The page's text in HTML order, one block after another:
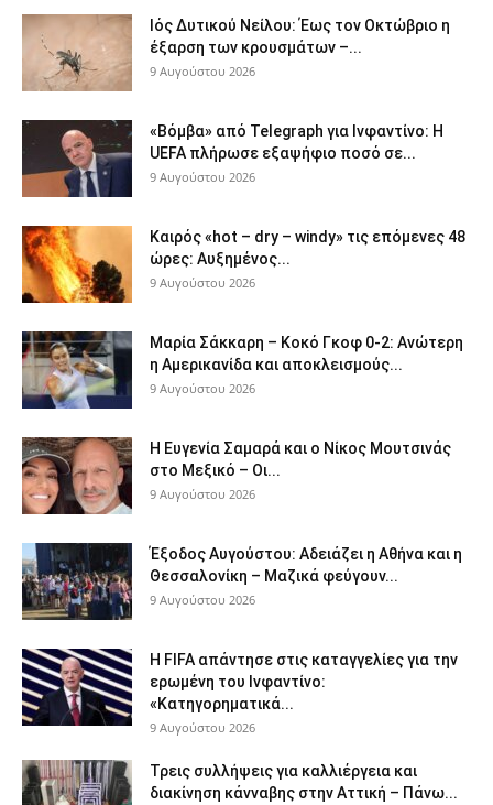
Ιός Δυτικού Νείλου: Έως τον Οκτώβριο η
έξαρση των κρουσμάτων –...
9 Αυγούστου 2026
«Βόμβα» από Telegraph για Ινφαντίνο: Η
UEFA πλήρωσε εξαψήφιο ποσό σε...
9 Αυγούστου 2026
Καιρός «hot – dry – windy» τις επόμενες 48
ώρες: Αυξημένος...
9 Αυγούστου 2026
Μαρία Σάκκαρη – Κοκό Γκοφ 0-2: Ανώτερη
η Αμερικανίδα και αποκλεισμούς...
9 Αυγούστου 2026
Η Ευγενία Σαμαρά και ο Νίκος Μουτσινάς
στο Μεξικό – Οι...
9 Αυγούστου 2026
Έξοδος Αυγούστου: Αδειάζει η Αθήνα και η
Θεσσαλονίκη – Μαζικά φεύγουν...
9 Αυγούστου 2026
Η FIFA απάντησε στις καταγγελίες για την
ερωμένη του Ινφαντίνο:
«Κατηγορηματικά...
9 Αυγούστου 2026
Τρεις συλλήψεις για καλλιέργεια και
διακίνηση κάνναβης στην Αττική – Πάνω...